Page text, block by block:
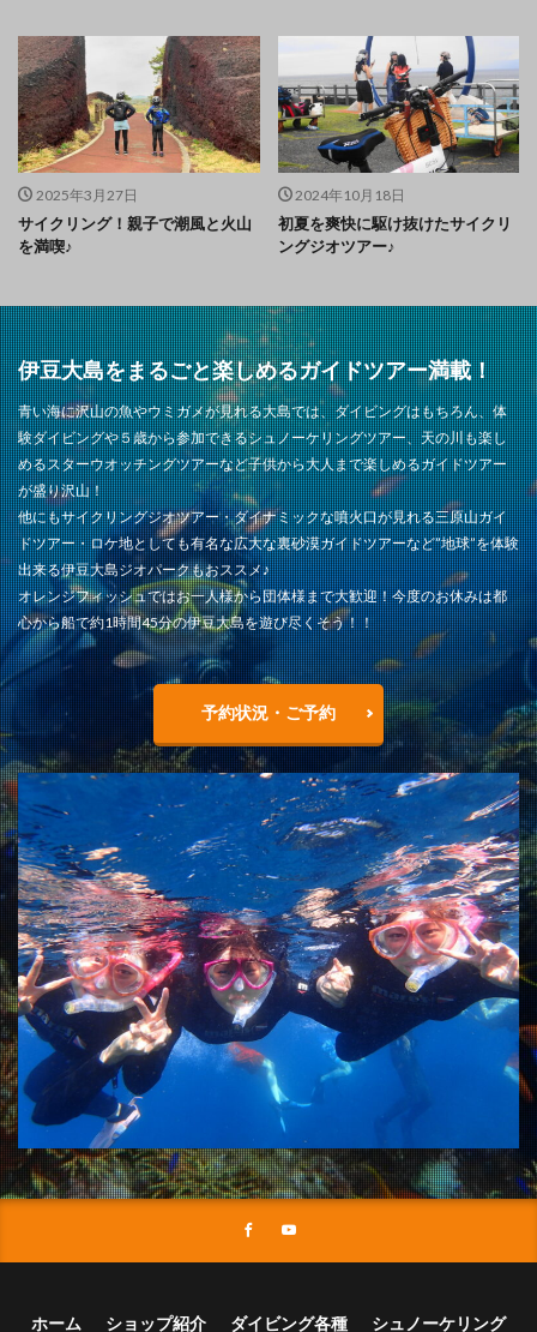
2025年3月27日
サイクリング！親子で潮風と火山
を満喫♪
2024年10月18日
初夏を爽快に駆け抜けたサイクリ
ングジオツアー♪
伊豆大島をまるごと楽しめるガイドツアー満載！
青い海に沢山の魚やウミガメが見れる大島では、ダイビングはもちろん、体
験ダイビングや５歳から参加できるシュノーケリングツアー、天の川も楽し
めるスターウオッチングツアーなど子供から大人まで楽しめるガイドツアー
が盛り沢山！
他にもサイクリングジオツアー・ダイナミックな噴火口が見れる三原山ガイ
ドツアー・ロケ地としても有名な広大な裏砂漠ガイドツアーなど”地球”を体験
出来る伊豆大島ジオパークもおススメ♪
オレンジフィッシュではお一人様から団体様まで大歓迎！今度のお休みは都
心から船で約1時間45分の伊豆大島を遊び尽くそう！！
予約状況・ご予約
ホーム ショップ紹介 ダイビング各種 シュノーケリング